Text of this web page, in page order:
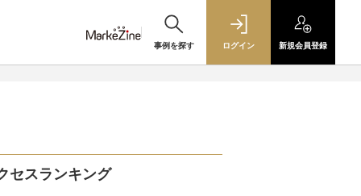
事例を探す ログイン 新規会員登録
セスランキング